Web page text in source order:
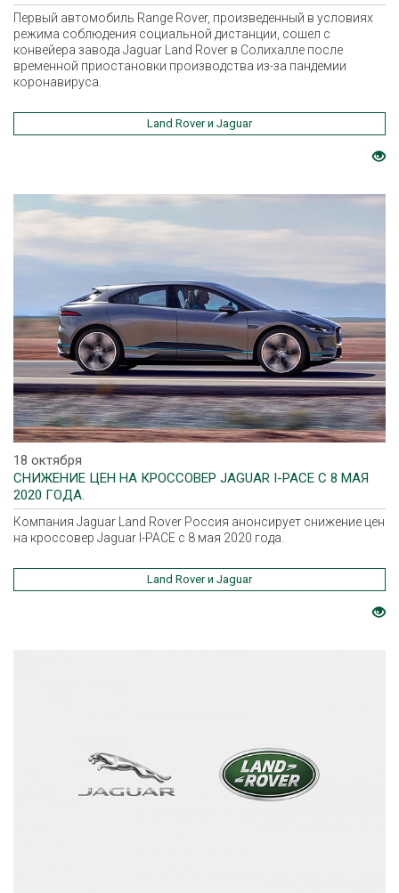
Первый автомобиль Range Rover, произведенный в условиях
режима соблюдения социальной дистанции, сошел с
конвейера завода Jaguar Land Rover в Солихалле после
временной приостановки производства из-за пандемии
коронавируса.
Land Rover и Jaguar
18 октября
СНИЖЕНИЕ ЦЕН НА КРОССОВЕР JAGUAR I-PACE С 8 МАЯ
2020 ГОДА.
Компания Jaguar Land Rover Россия анонсирует снижение цен
на кроссовер Jaguar I-PACE с 8 мая 2020 года.
Land Rover и Jaguar